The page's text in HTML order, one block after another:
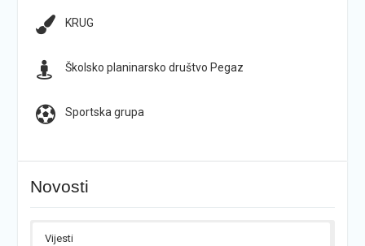
KRUG
Školsko planinarsko društvo Pegaz
Sportska grupa
Novosti
Vijesti